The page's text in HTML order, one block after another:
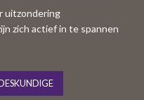
uitzondering
zich actief in te spannen